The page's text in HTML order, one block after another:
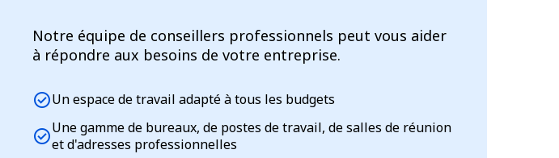
Notre équipe de conseillers professionnels peut vous aider
à répondre aux besoins de votre entreprise.
check_circleUn espace de travail adapté à tous les budgets
check_circleUne gamme de bureaux, de postes de travail, de salles de réunion
et d'adresses professionnelles